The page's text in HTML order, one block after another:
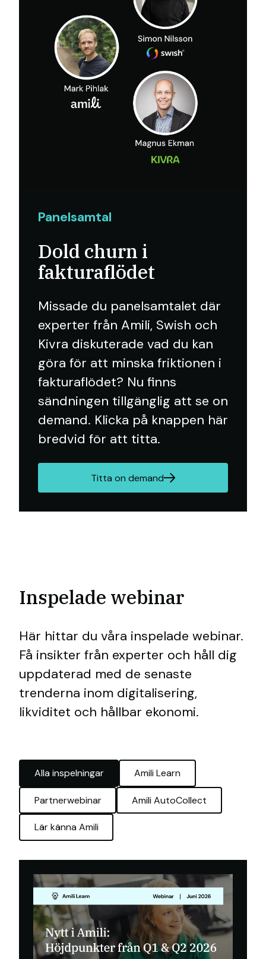
Panelsamtal
Dold churn i
fakturaflödet
Missade du panelsamtalet där
experter från Amili, Swish och
Kivra diskuterade vad du kan
göra för att minska friktionen i
fakturaflödet? Nu finns
sändningen tillgänglig att se on
demand. Klicka på knappen här
bredvid för att titta.
Titta on demand
Inspelade webinar
Här hittar du våra inspelade webinar.
Få insikter från experter och håll dig
uppdaterad med de senaste
trenderna inom digitalisering,
likviditet och hållbar ekonomi.
Alla inspelningar Amili Learn
Partnerwebinar Amili AutoCollect
Lär känna Amili